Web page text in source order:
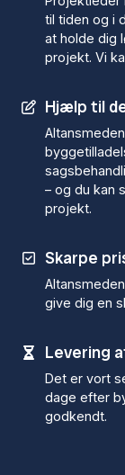
til tiden og i
at holde dig
projekt. Vi
Hjælp til
– og du kan
projekt.
Skarpe
give dig en
Levering
Det er vort
dage efter
godkendt.